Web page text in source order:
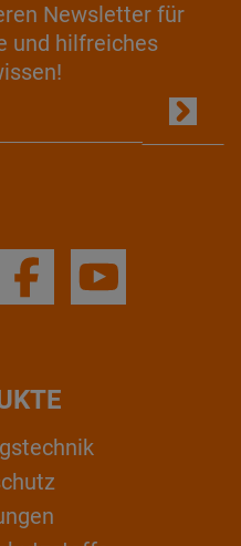
Newsletter für
und hilfreiches